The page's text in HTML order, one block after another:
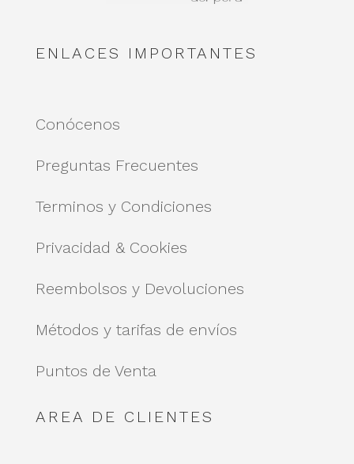
ENLACES IMPORTANTES
Conócenos
Preguntas Frecuentes
Terminos y Condiciones
Privacidad & Cookies
Reembolsos y Devoluciones
Métodos y tarifas de envíos
Puntos de Venta
AREA DE CLIENTES